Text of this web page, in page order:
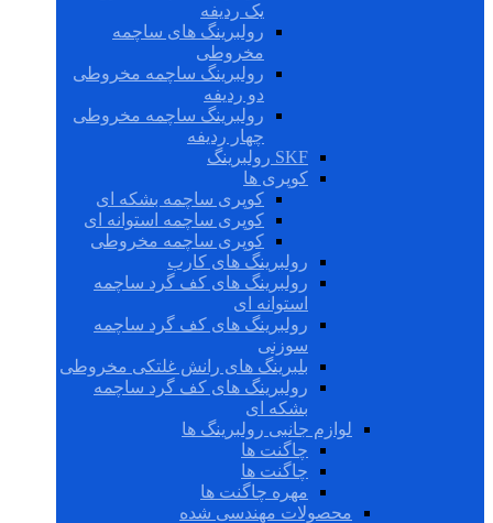
یک ردیفه
رولبرینگ های ساچمه
مخروطی
رولبرینگ ساچمه مخروطی
دو ردیفه
رولبرینگ ساچمه مخروطی
چهار ردیفه
SKF رولبرینگ
کوپری ها
کوپری ساچمه بشکه ای
کوپری ساچمه استوانه ای
کوپری ساچمه مخروطی
رولبرینگ های کارب
رولبرینگ های کف گرد ساچمه
استوانه ای
رولبرینگ های کف گرد ساچمه
سوزنی
بلبرینگ های رانش غلتکی مخروطی
رولبرینگ های کف گرد ساچمه
بشکه ای
لوازم جانبی رولبرینگ ها
چاگنت ها
چاگنت ها
مهره چاگنت ها
محصولات مهندسی شده